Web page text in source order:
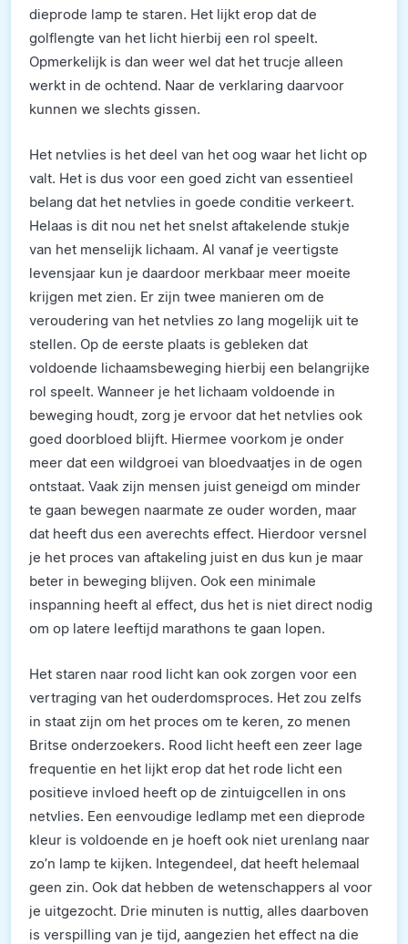
dieprode lamp te staren. Het lijkt erop dat de
golflengte van het licht hierbij een rol speelt.
Opmerkelijk is dan weer wel dat het trucje alleen
werkt in de ochtend. Naar de verklaring daarvoor
kunnen we slechts gissen.
Het netvlies is het deel van het oog waar het licht op
valt. Het is dus voor een goed zicht van essentieel
belang dat het netvlies in goede conditie verkeert.
Helaas is dit nou net het snelst aftakelende stukje
van het menselijk lichaam. Al vanaf je veertigste
levensjaar kun je daardoor merkbaar meer moeite
krijgen met zien. Er zijn twee manieren om de
veroudering van het netvlies zo lang mogelijk uit te
stellen. Op de eerste plaats is gebleken dat
voldoende lichaamsbeweging hierbij een belangrijke
rol speelt. Wanneer je het lichaam voldoende in
beweging houdt, zorg je ervoor dat het netvlies ook
goed doorbloed blijft. Hiermee voorkom je onder
meer dat een wildgroei van bloedvaatjes in de ogen
ontstaat. Vaak zijn mensen juist geneigd om minder
te gaan bewegen naarmate ze ouder worden, maar
dat heeft dus een averechts effect. Hierdoor versnel
je het proces van aftakeling juist en dus kun je maar
beter in beweging blijven. Ook een minimale
inspanning heeft al effect, dus het is niet direct nodig
om op latere leeftijd marathons te gaan lopen.
Het staren naar rood licht kan ook zorgen voor een
vertraging van het ouderdomsproces. Het zou zelfs
in staat zijn om het proces om te keren, zo menen
Britse onderzoekers. Rood licht heeft een zeer lage
frequentie en het lijkt erop dat het rode licht een
positieve invloed heeft op de zintuigcellen in ons
netvlies. Een eenvoudige ledlamp met een dieprode
kleur is voldoende en je hoeft ook niet urenlang naar
zo’n lamp te kijken. Integendeel, dat heeft helemaal
geen zin. Ook dat hebben de wetenschappers al voor
je uitgezocht. Drie minuten is nuttig, alles daarboven
is verspilling van je tijd, aangezien het effect na die